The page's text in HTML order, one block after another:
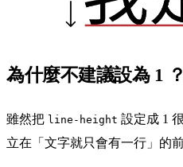
為什麼不建議設為 1 ？
雖然把 line-height 設定成 1
立在「文字就只會有一行」的前